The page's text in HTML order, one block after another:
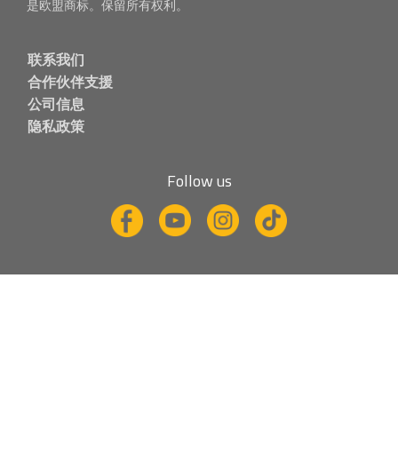
是欧盟商标。保留所有权利。
联系我们
合作伙伴支援
公司信息
隐私政策
Follow us